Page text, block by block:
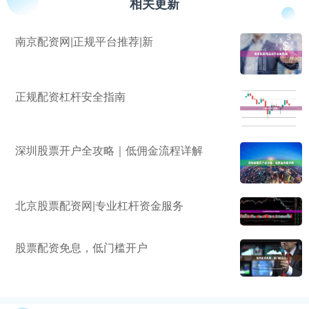
南京配资网|正规平台推荐|新
正规配资杠杆安全指南
深圳股票开户全攻略｜低佣金流程详解
北京股票配资网|专业杠杆资金服务
股票配资免息，低门槛开户